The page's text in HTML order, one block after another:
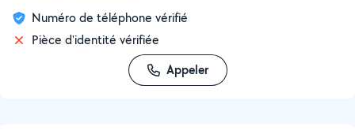
Numéro de téléphone vérifié
Pièce d'identité vérifiée
Appeler